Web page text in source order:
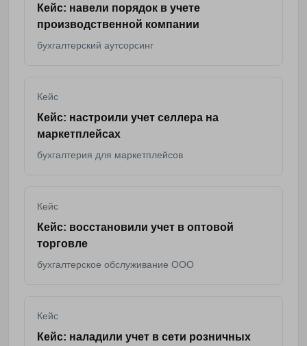
Кейс: навели порядок в учете
производственной компании
бухгалтерский аутсорсинг
Кейс
Кейс: настроили учет селлера на
маркетплейсах
бухгалтерия для маркетплейсов
Кейс
Кейс: восстановили учет в оптовой
торговле
бухгалтерское обслуживание ООО
Кейс
Кейс: наладили учет в сети розничных